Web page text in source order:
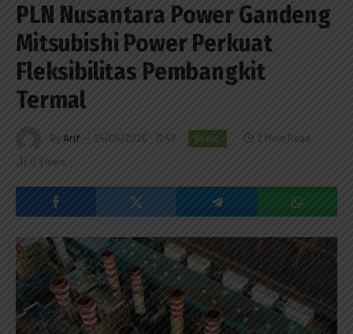
PLN Nusantara Power Gandeng
Mitsubishi Power Perkuat
Fleksibilitas Pembangkit
Termal
By Arif 25/05/2026 - 11:49 EKBIS
2 Mins Read
0 Views